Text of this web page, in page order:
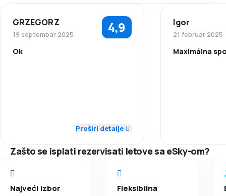
Mreža letova
4,0
GRZEGORZ
19 septembar 2025 4,9
Ok
5,0
Cijene karata 4,0
5,0
Proširi detalje
Igor
21 februar 2025
Maximálna
Cijene karata
Udobnost
Zašto se isplati rezervisati letove sa eSky-om?
Najveći izbor
Fleksibilna